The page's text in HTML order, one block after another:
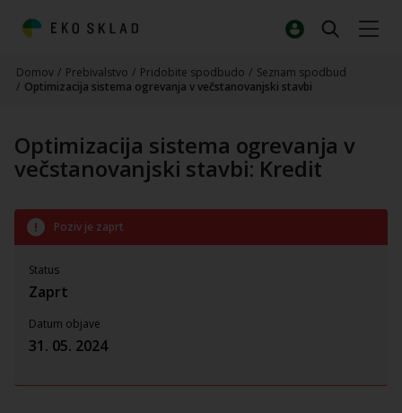
Domov / Prebivalstvo / Pridobite spodbudo / Seznam spodbud
/ Optimizacija sistema ogrevanja v večstanovanjski stavbi
Optimizacija sistema ogrevanja v
večstanovanjski stavbi: Kredit
Poziv je zaprt
Status
Zaprt
Datum objave
31. 05. 2024